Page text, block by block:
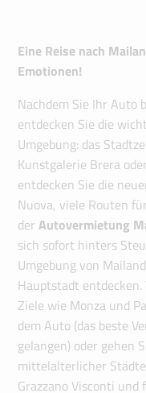
Eine Reise nach
Emotionen!
Nachdem Sie Ihr Auto
entdecken Sie die
Umgebung: das
Kunstgalerie Brera
entdecken Sie die
Nuova, viele Routen
der Autovermietung
sich sofort hinters
Umgebung von
Hauptstadt entdecken.
Ziele wie Monza und
dem Auto (das beste
gelangen) oder gehen
mittelalterlicher
Grazzano Visconti